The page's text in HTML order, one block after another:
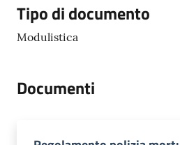
t
o
o
Tipo di documento
Modulistica
Documenti